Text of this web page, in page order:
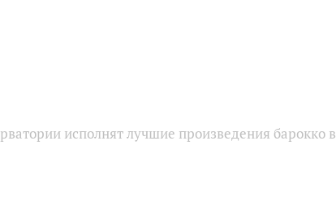
исполнят лучшие произведения барокко в